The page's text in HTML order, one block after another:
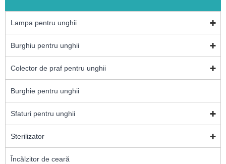
Lampa pentru unghii
Burghiu pentru unghii
Colector de praf pentru unghii
Burghie pentru unghii
Sfaturi pentru unghii
Sterilizator
Încălzitor de ceară